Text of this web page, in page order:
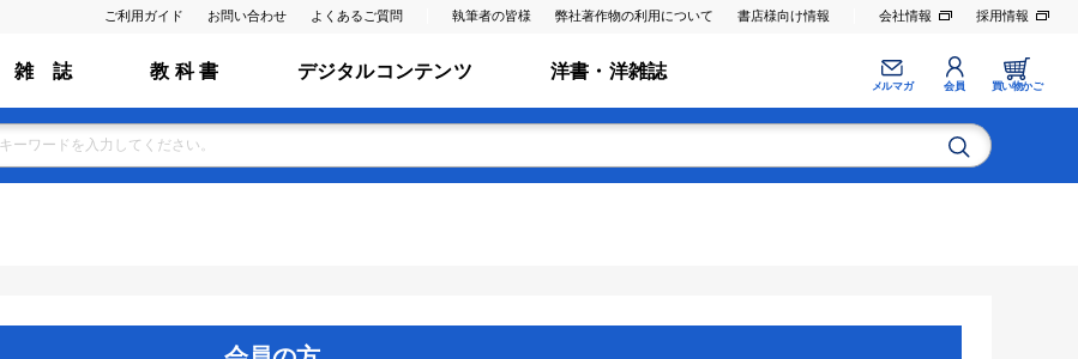
ご利用ガイド お問い合わせ よくあるご質問 執筆者の皆様 弊社著作物の利用について 書店様向け情報 会社情報 採用情報
雑 誌 教 科 書 デジタルコンテンツ 洋書・洋雑誌
メルマガ 会員 買い物かご